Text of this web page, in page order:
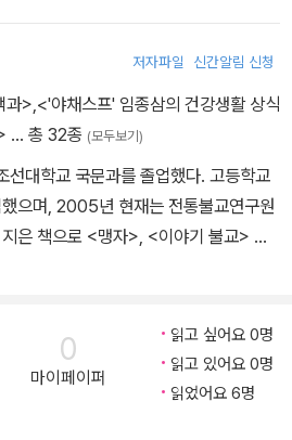
저자파일 신간알림 신청
과>,<'야채스프' 임종삼의 건강생활 상식
… 총 32종 (모두보기)
대학교 국문과를 졸업했다. 고등학교
으며, 2005년 현재는 전통불교연구원
은 책으로 <맹자>, <이야기 불교> 등
0
마이페이퍼
읽고 싶어요 0명
읽고 있어요 0명
읽었어요 6명